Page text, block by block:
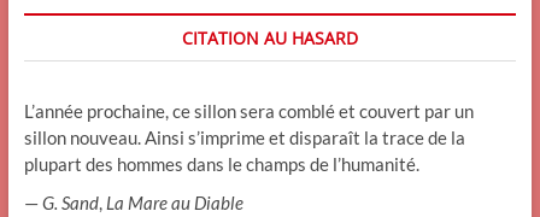
CITATION AU HASARD
L’année prochaine, ce sillon sera comblé et couvert par un
sillon nouveau. Ainsi s’imprime et disparaît la trace de la
plupart des hommes dans le champs de l’humanité.
—G. Sand, La Mare au Diable